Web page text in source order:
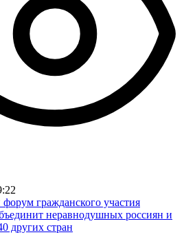
гражданского участия
неравнодушных россиян и
других стран